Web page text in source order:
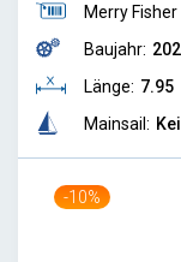
Merry Fisher
Baujahr:
Länge: 7.95
Mainsail:
-10%